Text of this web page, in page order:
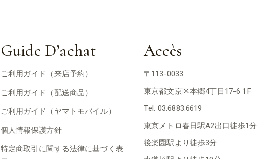
Guide D’achat
ご利用ガイド（来店予約）
ご利用ガイド（配送商品）
ご利用ガイド（ヤマトモバイル）
個人情報保護方針
特定商取引に関する法律に基づく表
Accès
〒113-0033
東京都文京区本郷4丁目17-6 1F
Tel. 03.6883.6619
東京メトロ春日駅A2出口徒歩1分
後楽園駅より徒歩3分